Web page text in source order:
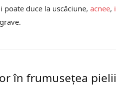
poate duce la uscăciune,acnee,
în frumusețea pielii